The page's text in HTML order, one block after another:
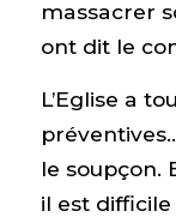
massacrer
ont dit le
L’Eglise a
le soupçon.
il est